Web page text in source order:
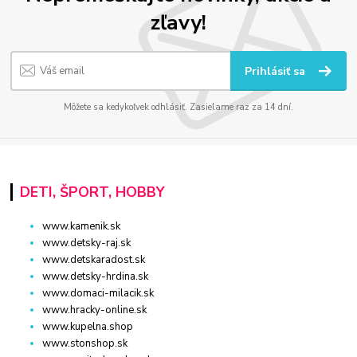
zľavy!
Prihlásiť sa
Môžete sa kedykoľvek odhlásiť. Zasielame raz za 14 dní.
DETI, ŠPORT, HOBBY
www.kamenik.sk
www.detsky-raj.sk
www.detskaradost.sk
www.detsky-hrdina.sk
www.domaci-milacik.sk
www.hracky-online.sk
www.kupelna.shop
www.stonshop.sk